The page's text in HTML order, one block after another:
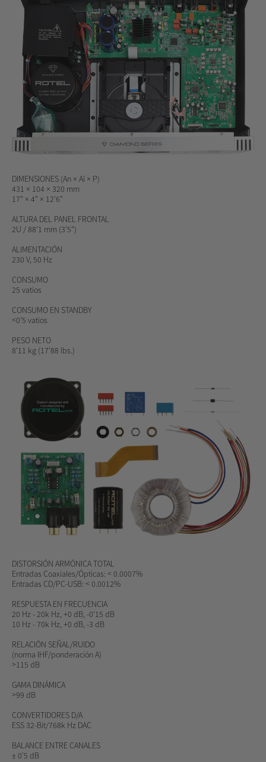
DIMENSIONES (An × Al × P)
431 × 104 × 320 mm
17" × 4" × 12'6"
ALTURA DEL PANEL FRONTAL
2U / 88'1 mm (3'5")
ALIMENTACIÓN
230 V, 50 Hz
CONSUMO
25 vatios
CONSUMO EN STANDBY
<0'5 vatios
PESO NETO
8'11 kg (17'88 lbs.)
DISTORSIÓN ARMÓNICA TOTAL
Entradas Coaxiales/Ópticas: < 0.0007%
Entradas CD/PC-USB: < 0.0012%
RESPUESTA EN FRECUENCIA
20 Hz - 20k Hz, +0 dB, -0'15 dB
10 Hz - 70k Hz, +0 dB, -3 dB
RELACIÓN SEÑAL/RUIDO
(norma IHF/ponderación A)
>115 dB
GAMA DINÁMICA
>99 dB
CONVERTIDORES D/A
ESS 32-Bit/768k Hz DAC
BALANCE ENTRE CANALES
± 0'5 dB